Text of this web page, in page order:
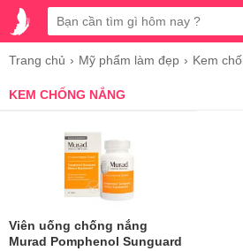
Trang chủ Mỹ phẩm làm đẹp Kem
KEM CHỐNG NẮNG
Viên uống chống nắng
Murad Pomphenol Sunguard